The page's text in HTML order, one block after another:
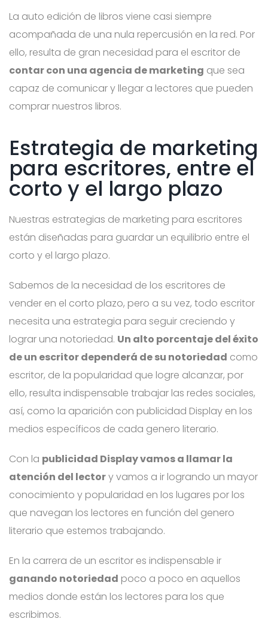
La auto edición de libros viene casi siempre
acompañada de una nula repercusión en la red. Por
ello, resulta de gran necesidad para el escritor de
contar con una agencia de marketing que sea
capaz de comunicar y llegar a lectores que pueden
comprar nuestros libros.
Estrategia de marketing
para escritores, entre el
corto y el largo plazo
Nuestras estrategias de marketing para escritores
están diseñadas para guardar un equilibrio entre el
corto y el largo plazo.
Sabemos de la necesidad de los escritores de
vender en el corto plazo, pero a su vez, todo escritor
necesita una estrategia para seguir creciendo y
lograr una notoriedad. Un alto porcentaje del éxito
de un escritor dependerá de su notoriedad como
escritor, de la popularidad que logre alcanzar, por
ello, resulta indispensable trabajar las redes sociales,
así, como la aparición con publicidad Display en los
medios específicos de cada genero literario.
Con la publicidad Display vamos a llamar la
atención del lectory vamos a ir logrando un mayor
conocimiento y popularidad en los lugares por los
que navegan los lectores en función del genero
literario que estemos trabajando.
En la carrera de un escritor es indispensable ir
ganando notoriedad poco a poco en aquellos
medios donde están los lectores para los que
escribimos.